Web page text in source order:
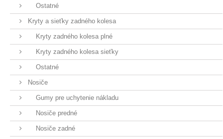
Ostatné
Kryty a sieťky zadného kolesa
Kryty zadného kolesa plné
Kryty zadného kolesa sieťky
Ostatné
Nosiče
Gumy pre uchytenie nákladu
Nosiče predné
Nosiče zadné